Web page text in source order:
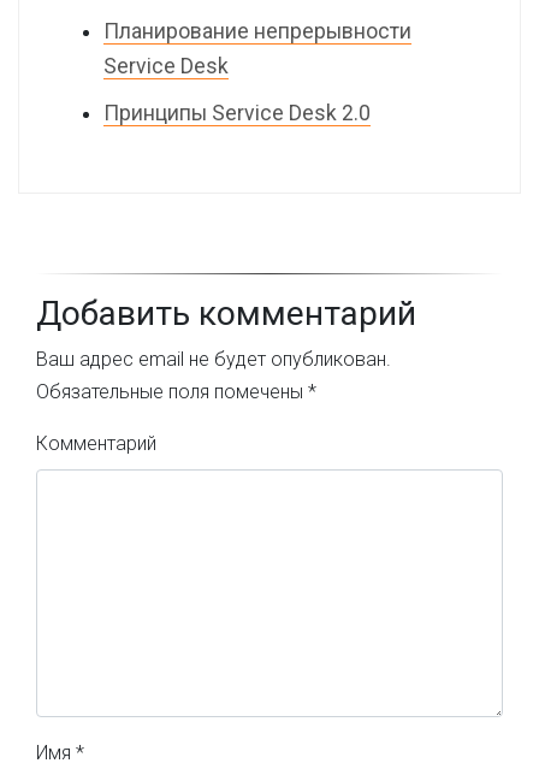
Планирование непрерывности
Service Desk
Принципы Service Desk 2.0
Добавить комментарий
Ваш адрес email не будет опубликован.
Обязательные поля помечены *
Комментарий
Имя *